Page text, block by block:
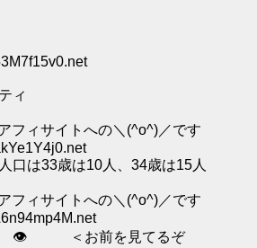
ィ
フィサイトへの＼(^o^)／です
口は33歳は10人、34歳は15人
フィサイトへの＼(^o^)／です
を見てるぞ